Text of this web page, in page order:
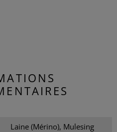
Laine (Mérino), Mulesing